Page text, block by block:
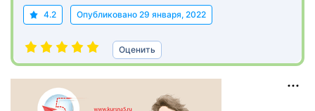
4.2 Опубликовано 29 января, 2022
Оценить